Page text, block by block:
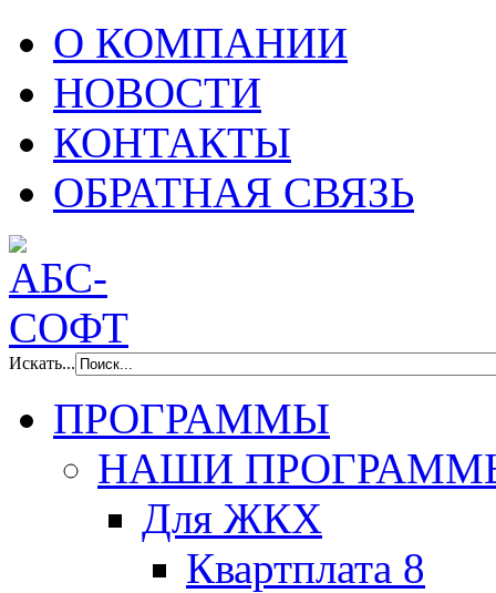
О КОМПАНИИ
НОВОСТИ
КОНТАКТЫ
ОБРАТНАЯ СВЯЗЬ
Искать...
ПРОГРАММЫ
НАШИ
Для ЖКХ
Квартплата 8